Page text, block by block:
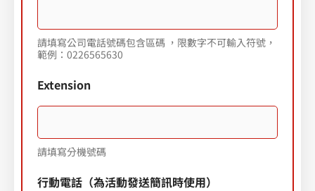
請填寫公司電話號碼包含區碼 ，限數字不可輸入符號，
範例：0226565630
Extension
請填寫分機號碼
行動電話（為活動發送簡訊時使用）